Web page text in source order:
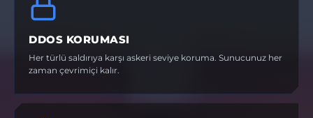
DDOS KORUMASI
Her türlü saldırıya karşı askeri seviye koruma. Sunucunuz her
zaman çevrimiçi kalır.